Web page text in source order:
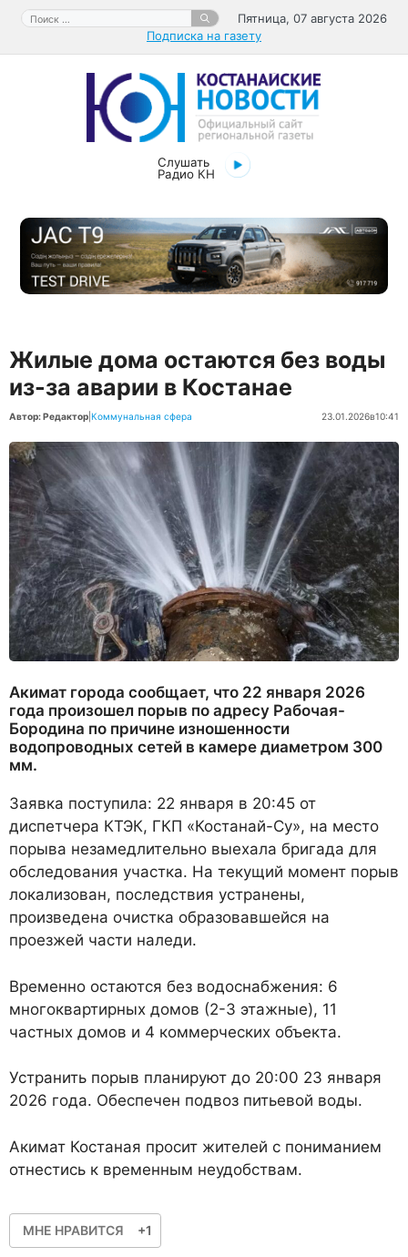
Перейти
содержимому
Поиск:
Пятница, 07 августа 2026
Подписка на газету
Слушать
Радио КН
Жилые дома остаются без воды
из-за аварии в Костанае
Автор: Редактор Коммунальная сфера 23.01.2026в10:41
Акимат города сообщает, что 22 января 2026
года произошел порыв по адресу Рабочая-
Бородина по причине изношенности
водопроводных сетей в камере диаметром 300
мм.
Заявка поступила: 22 января в 20:45 от
диспетчера КТЭК, ГКП «Костанай-Су», на место
порыва незамедлительно выехала бригада для
обследования участка. На текущий момент порыв
локализован, последствия устранены,
произведена очистка образовавшейся на
проезжей части наледи.
Временно остаются без водоснабжения: 6
многоквартирных домов (2-3 этажные), 11
частных домов и 4 коммерческих объекта.
Устранить порыв планируют до 20:00 23 января
2026 года. Обеспечен подвоз питьевой воды.
Акимат Костаная просит жителей с пониманием
отнестись к временным неудобствам.
МНЕ НРАВИТСЯ +1